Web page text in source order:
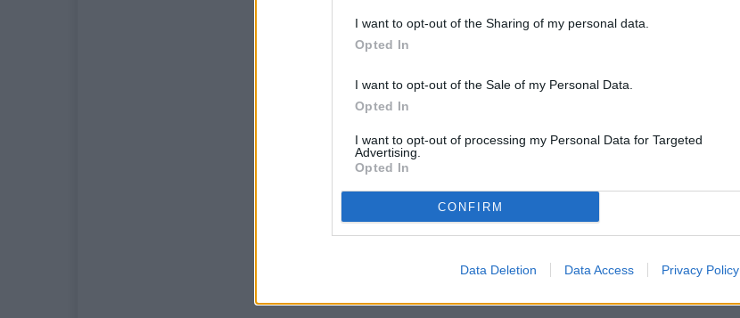
I want to opt-out of the Sharing of my personal data.
Opted In
I want to opt-out of the Sale of my Personal Data.
Opted In
I want to opt-out of processing my Personal Data for Targeted
Advertising.
Opted In
CONFIRM
Data Deletion Data Access Privacy Policy